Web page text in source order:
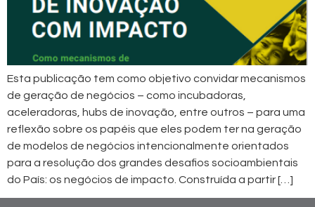
Esta publicação tem como objetivo convidar mecanismos
de geração de negócios – como incubadoras,
aceleradoras, hubs de inovação, entre outros – para uma
reflexão sobre os papéis que eles podem ter na geração
de modelos de negócios intencionalmente orientados
para a resolução dos grandes desafios socioambientais
do País: os negócios de impacto. Construída a partir […]